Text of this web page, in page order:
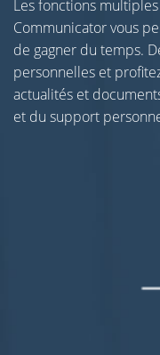
Les fonctions
Communicator vous
de gagner du temps.
personnelles et
actualités et
et du support